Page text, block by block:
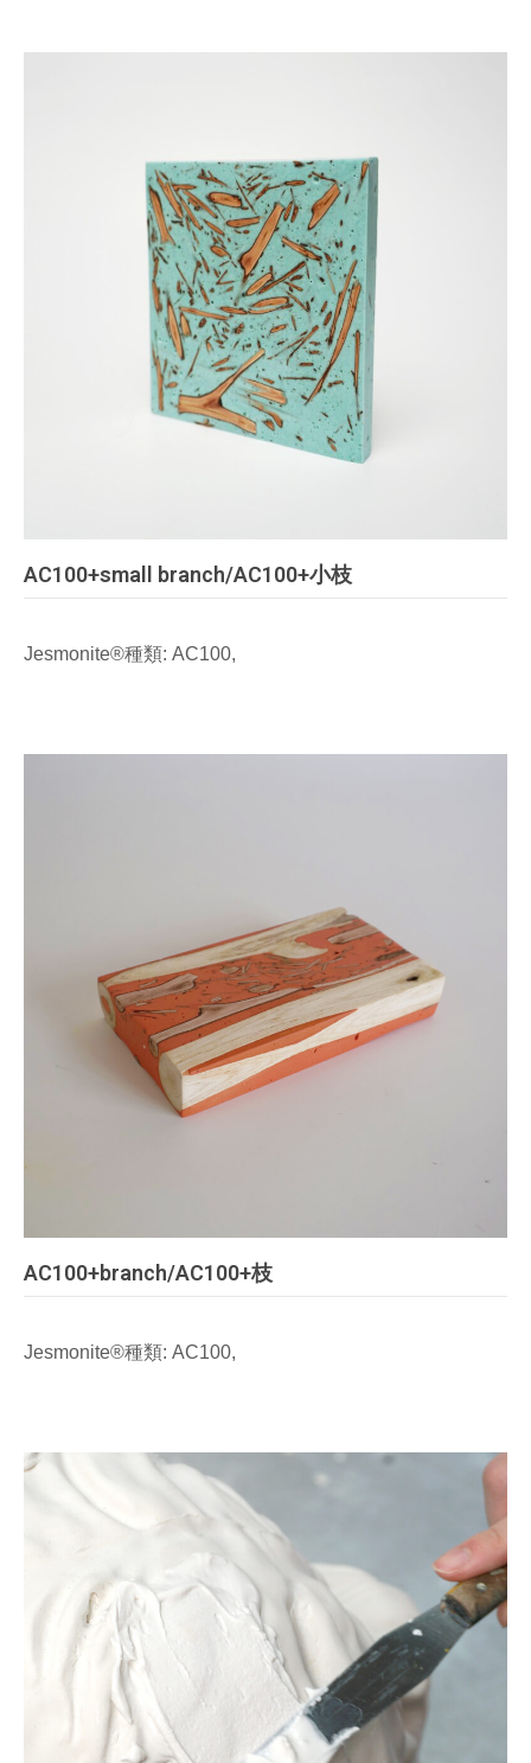
AC100+small branch/AC100+小枝
Jesmonite®種類: AC100,
AC100+branch/AC100+枝
Jesmonite®種類: AC100,